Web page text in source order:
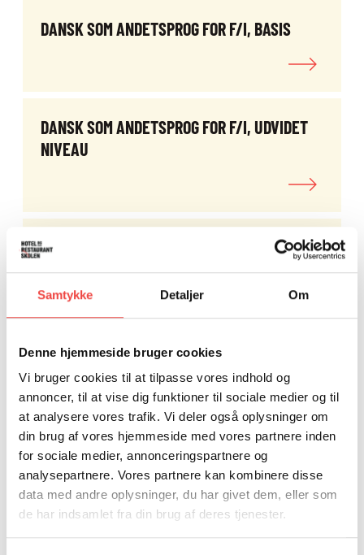
Samtykke Detaljer Om
Denne hjemmeside bruger cookies
Vi bruger cookies til at tilpasse vores indhold og
annoncer, til at vise dig funktioner til sociale medier og til
at analysere vores trafik. Vi deler også oplysninger om
din brug af vores hjemmeside med vores partnere inden
for sociale medier, annonceringspartnere og
analysepartnere. Vores partnere kan kombinere disse
data med andre oplysninger, du har givet dem, eller som
de har indsamlet fra din brug af deres tjenester.
DANSK SOM ANDETSPROG FOR F/I, BASIS
DANSK SOM ANDETSPROG FOR F/I, UDVIDET
NIVEAU
DEN PERSONLIGE UDDANNELSES- OG
JOBPLAN
UNDERVISNING
ERGONOMI INDEN FOR FAGLÆRTE OG
UFAGLÆRTE JOB